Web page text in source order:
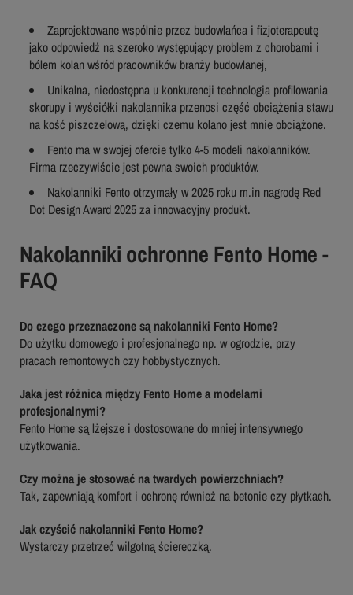
Zaprojektowane wspólnie przez budowlańca i fizjoterapeutę
jako odpowiedź na szeroko występujący problem z chorobami i
bólem kolan wśród pracowników branży budowlanej,
Unikalna, niedostępna u konkurencji technologia profilowania
skorupy i wyściółki nakolannika przenosi część obciążenia stawu
na kość piszczelową, dzięki czemu kolano jest mnie obciążone.
Fento ma w swojej ofercie tylko 4-5 modeli nakolanników.
Firma rzeczywiście jest pewna swoich produktów.
Nakolanniki Fento otrzymały w 2025 roku m.in nagrodę Red
Dot Design Award 2025 za innowacyjny produkt.
Nakolanniki ochronne Fento Home -
FAQ
Do czego przeznaczone są nakolanniki Fento Home?
Do użytku domowego i profesjonalnego np. w ogrodzie, przy
pracach remontowych czy hobbystycznych.
Jaka jest różnica między Fento Home a modelami
profesjonalnymi?
Fento Home są lżejsze i dostosowane do mniej intensywnego
użytkowania.
Czy można je stosować na twardych powierzchniach?
Tak, zapewniają komfort i ochronę również na betonie czy płytkach.
Jak czyścić nakolanniki Fento Home?
Wystarczy przetrzeć wilgotną ściereczką.